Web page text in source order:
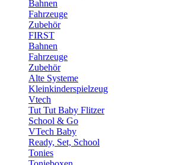
Bahnen
Fahrzeuge
Zubehör
FIRST
Bahnen
Fahrzeuge
Zubehör
Alte Systeme
Kleinkinderspielzeug
Vtech
Tut Tut Baby Flitzer
School & Go
VTech Baby
Ready, Set, School
Tonies